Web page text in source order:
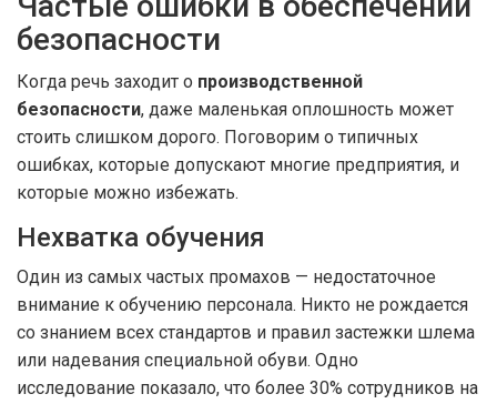
безопасности
Когда речь заходит о производственной
безопасности, даже маленькая оплошность может
стоить слишком дорого. Поговорим о типичных
ошибках, которые допускают многие предприятия, и
которые можно избежать.
Нехватка обучения
Один из самых частых промахов — недостаточное
внимание к обучению персонала. Никто не рождается
со знанием всех стандартов и правил застежки шлема
или надевания специальной обуви. Одно
исследование показало, что более 30% сотрудников на